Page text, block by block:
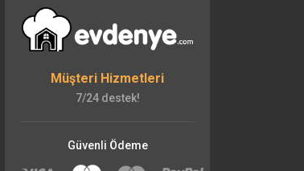
Müşteri Hizmetleri
7/24 destek!
Güvenli Ödeme